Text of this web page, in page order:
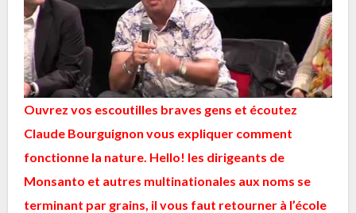
Ouvrez vos escoutilles braves gens et écoutez
Claude Bourguignon vous expliquer comment
fonctionne la nature. Hello! les dirigeants de
Monsanto et autres multinationales aux noms se
terminant par grains, il vous faut retourner à l’école